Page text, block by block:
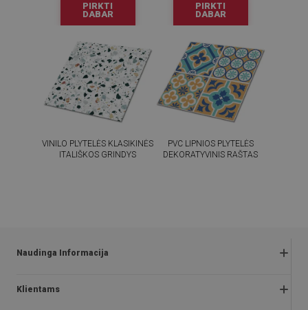
PIRKTI
DABAR
PIRKTI
DABAR
VINILO PLYTELĖS KLASIKINĖS
ITALIŠKOS GRINDYS
PVC LIPNIOS PLYTELĖS
DEKORATYVINIS RAŠTAS
Naudinga Informacija
Grąžinimai ir skundai
Klientams